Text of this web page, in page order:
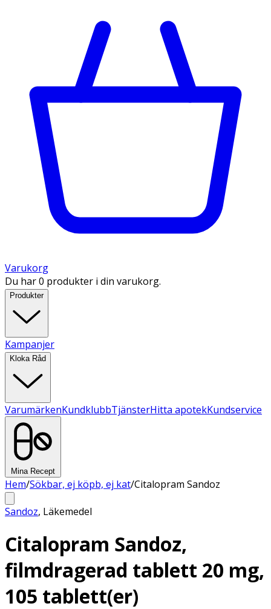
Varukorg
Du har 0 produkter i din varukorg.
Produkter
Kampanjer
Kloka Råd
VarumärkenKundklubbTjänsterHitta apotekKundservice
Mina Recept
Hem/Sökbar, ej köpb, ej kat/Citalopram Sandoz
Sandoz, Läkemedel
Citalopram Sandoz,
filmdragerad tablett 20 mg,
105 tablett(er)